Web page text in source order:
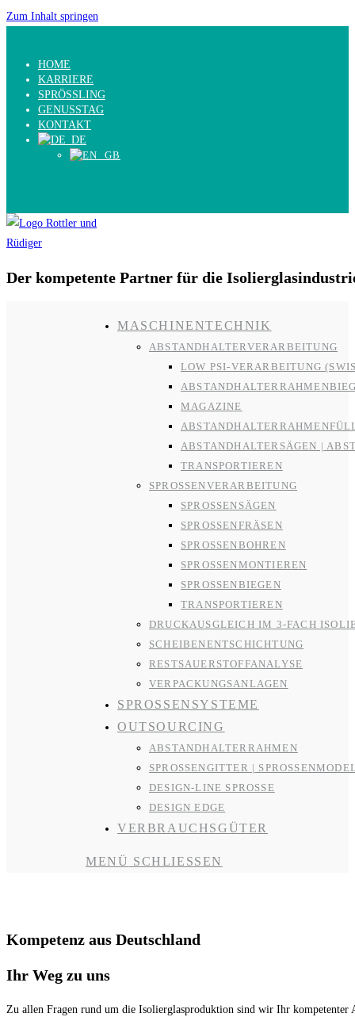
Zum Inhalt springen
HOME
KARRIERE
SPRÖSSLING
GENUSSTAG
KONTAKT
Der kompetente Partner für die
MASCHINENTECHNIK
ABSTANDHALTERVERARBEITUNG
LOW PSI-VERARBEITUNG
MAGAZINE
ABSTANDHALTERSÄGEN |
TRANSPORTIEREN
SPROSSENVERARBEITUNG
SPROSSENSÄGEN
SPROSSENFRÄSEN
SPROSSENBOHREN
SPROSSENMONTIEREN
SPROSSENBIEGEN
TRANSPORTIEREN
DRUCKAUSGLEICH IM 3-FACH
SCHEIBENENTSCHICHTUNG
RESTSAUERSTOFFANALYSE
VERPACKUNGSANLAGEN
SPROSSENSYSTEME
OUTSOURCING
ABSTANDHALTERRAHMEN
SPROSSENGITTER |
DESIGN-LINE SPROSSE
DESIGN EDGE
VERBRAUCHSGÜTER
MENÜ SCHLIESSEN
Kompetenz aus Deutschland
Ihr Weg zu uns
Zu allen Fragen rund um die Isolierglasproduktion sind wir Ihr kompetenter